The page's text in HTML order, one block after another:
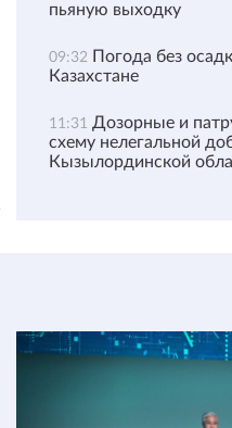
пьяную выходку
09:32 Погода без
Казахстане
11:31 Дозорные и
схему нелегальной
Кызылординской